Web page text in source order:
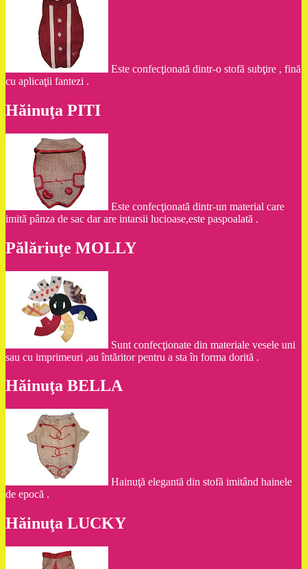
Este confecţionată dintr-o stofă subţire , fină
cu aplicaţii fantezi .
Hăinuţa PITI
Este confecţionată dintr-un material care
imită pânza de sac dar are intarsii lucioase,este paspoalată .
Pălăriuţe MOLLY
Sunt confecţionate din materiale vesele uni
sau cu imprimeuri ,au întăritor pentru a sta în forma dorită .
Hăinuţa BELLA
Hainuţă elegantă din stofă imitând hainele
de epocă .
Hăinuţa LUCKY